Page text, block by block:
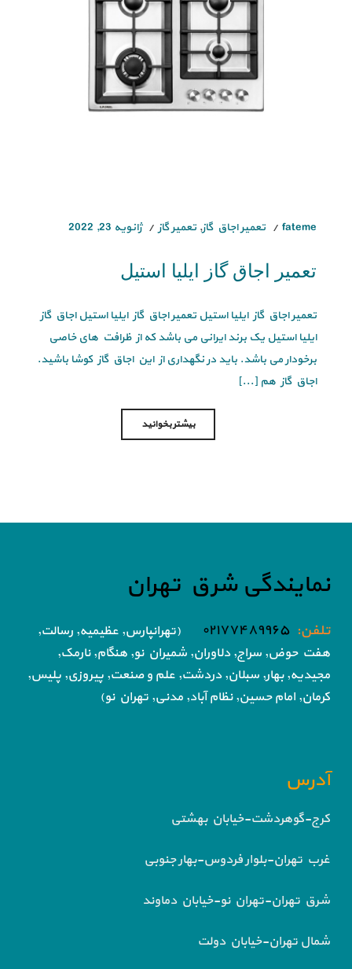
fateme تعمیر اجاق گاز, تعمیر گاز ژانویه 23, 2022
تعمیر اجاق گاز ایلیا استیل
تعمیر اجاق گاز ایلیا استیل تعمیر اجاق گاز ایلیا استیل اجاق گاز
ایلیا استیل یک برند ایرانی می باشد که از ظرافت های خاصی
برخودار می باشد. باید در نگهداری از این اجاق گاز کوشا باشید.
اجاق گاز هم [...]
بیشتر بخوانید
نمایندگی شرق تهران
تلفن: ۰۲۱۷۷۴۸۹۹۶۵
(تهرانپارس, عظیمیه, رسالت,
هفت حوض, سراج, دلاوران, شمیران نو, هنگام, نارمک,
مجیدیه, بهار, سبلان, دردشت, علم و صنعت, پیروزی, پلیس,
کرمان, امام حسین, نظام آباد, مدنی, تهران نو)
آدرس
کرج-گوهردشت-خیابان بهشتی
غرب تهران-بلوار فردوس-بهار جنوبی
شرق تهران-تهران نو-خیابان دماوند
شمال تهران-خیابان دولت